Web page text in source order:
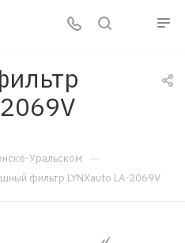
Уральском —
фильтр LYNXauto LA-2069V